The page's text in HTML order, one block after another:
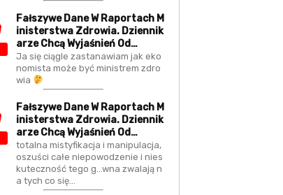
Fałszywe Dane W Raportach M
Inisterstwa Zdrowia. Dziennik
Arze Chcą Wyjaśnień Od…
Ja się ciągle zastanawiam jak eko
nomista może być ministrem zdro
wia
Fałszywe Dane W Raportach M
Inisterstwa Zdrowia. Dziennik
Arze Chcą Wyjaśnień Od…
totalna mistyfikacja i manipulacja,
oszuści całe niepowodzenie i nies
kuteczność tego g...wna zwalają n
a tych co się…